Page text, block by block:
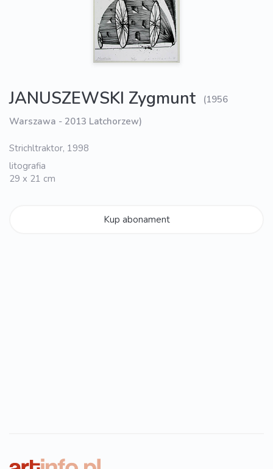
JANUSZEWSKI Zygmunt
(1956
Warszawa - 2013 Latchorzew)
Strichltraktor, 1998
litografia
29 x 21 cm
Kup abonament